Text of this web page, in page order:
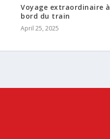
Voyage extraordinaire à
bord du train
April 25, 2025